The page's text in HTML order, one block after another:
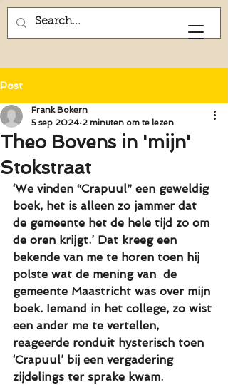
Frank Bokern
Post
Theo Bovens in 'mijn'
Stokstraat
Frank Bokern
5 sep 2024 2 minuten om te lezen
‘We vinden “Crapuul” een geweldig
boek, het is alleen zo jammer dat
de gemeente het de hele tijd zo om
de oren krijgt.’ Dat kreeg een
bekende van me te horen toen hij
polste wat de mening van  de
gemeente Maastricht was over mijn
boek. Iemand in het college, zo wist
een ander me te vertellen,
reageerde ronduit hysterisch toen
‘Crapuul’ bij een vergadering
zijdelings ter sprake kwam.